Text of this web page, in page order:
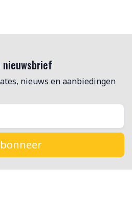
nieuwsbrief
nieuws en aanbiedingen